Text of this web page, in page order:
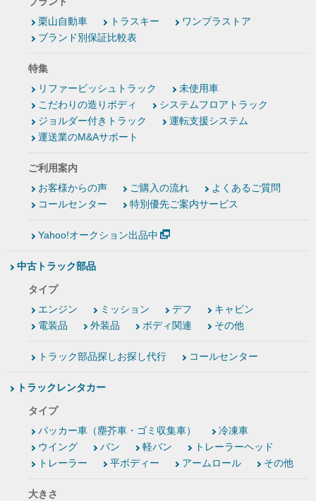
栗山自動車
トラスキー
ワンプラストア
ブランド別保証比較表
特集
リファービッシュトラック
未使用車
こだわりの造りボディ
システムフロアトラック
ジョルダー付きトラック
運転支援システム
運送業のM&Aサポート
ご利用案内
お客様からの声
ご購入の流れ
よくあるご質問
コールセンター
特別優先ご案内サービス
Yahoo!オークション出品中
中古トラック部品
タイプ
エンジン
ミッション デフ
キャビン
電装品
外装品 ボディ関連 その他
トラック部品探しお探し代行 コールセンター
トラックレンタカー
タイプ
パッカー車（塵芥車・ゴミ収集車）
冷凍車
ウイング
バン 軽バン
トレーラーヘッド
トレーラー
平ボディー アームロール その他
大きさ